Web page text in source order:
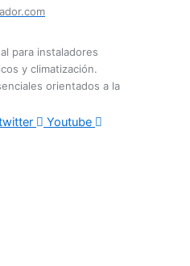
para instaladores
y climatización.
orientados a la
Youtube